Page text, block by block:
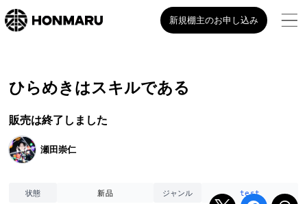
新規棚主のお申し込み
ひらめきはスキルである
販売は終了しました
瀬田崇仁
状態 新品 ジャンル test